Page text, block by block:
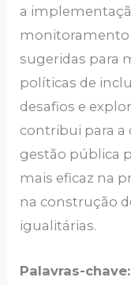
a
monitoramento
sugeridas para
políticas de
desafios e
contribui para a
gestão pública
mais eficaz na
na construção
igualitárias.
Palavras-chave: